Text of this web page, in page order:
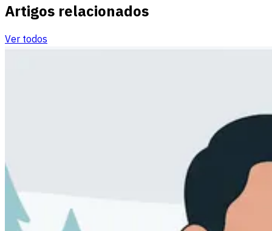
Artigos relacionados
Ver todos